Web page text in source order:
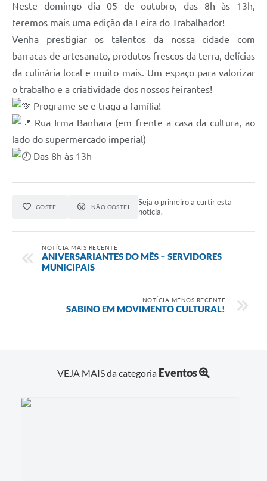
Neste domingo dia 05 de outubro, das 8h às 13h,
teremos mais uma edição da Feira do Trabalhador!
Venha prestigiar os talentos da nossa cidade com
barracas de artesanato, produtos frescos da terra, delícias
da culinária local e muito mais. Um espaço para valorizar
o trabalho e a criatividade dos nossos feirantes!
Programe-se e traga a família!
Rua Irma Banhara (em frente a casa da cultura, ao
lado do supermercado imperial)
Das 8h às 13h
GOSTEI NÃO GOSTEI
Seja o primeiro a curtir esta
notícia.
NOTÍCIA MAIS RECENTE
ANIVERSARIANTES DO MÊS – SERVIDORES
MUNICIPAIS
NOTÍCIA MENOS RECENTE
SABINO EM MOVIMENTO CULTURAL!
VEJA MAIS da categoria Eventos